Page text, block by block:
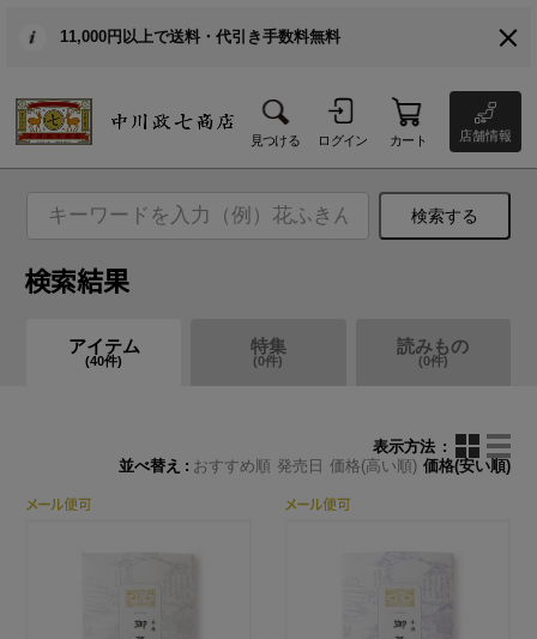
11,000円以上で送料・代引き手数料無料
見つける ログイン カート 店舗情報
検索する
検索結果
アイテム
(40件)
特集
(0件)
読みもの
(0件)
表示方法
並べ替え
おすすめ順 発売日 価格(高い順) 価格(安い順)